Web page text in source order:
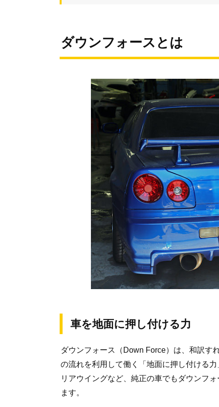
ダウンフォースとは
車を地面に押し付ける力
ダウンフォース（Down Force）は、和訳す
の流れを利用して働く「地面に押し付ける
リアウイングなど、純正の車でもダウンフ
ます。